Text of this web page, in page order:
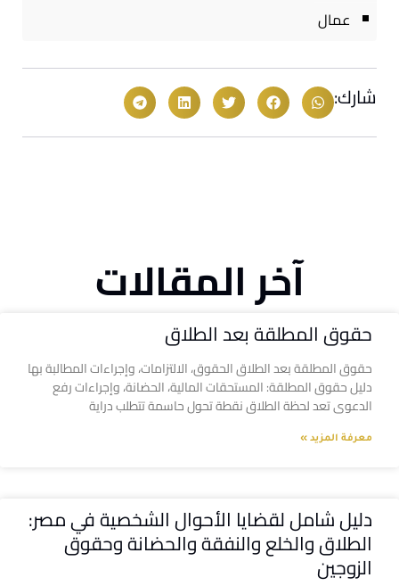
عمال
شارك:
آخر المقالات
حقوق المطلقة بعد الطلاق
حقوق المطلقة بعد الطلاق الحقوق، الالتزامات، وإجراءات المطالبة بها
دليل حقوق المطلقة: المستحقات المالية، الحضانة، وإجراءات رفع
الدعوى تعد لحظة الطلاق نقطة تحول حاسمة تتطلب دراية
معرفة المزيد »
دليل شامل لقضايا الأحوال الشخصية في مصر:
الطلاق والخلع والنفقة والحضانة وحقوق
الزوجين